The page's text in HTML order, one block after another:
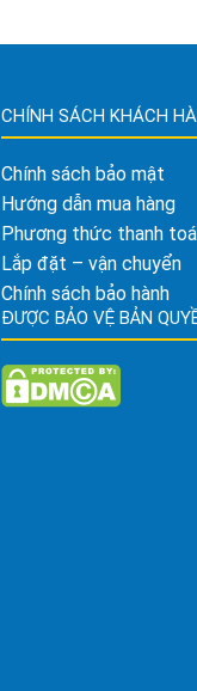
CHÍNH SÁCH KHÁCH
Chính sách bảo mật
Hướng dẫn mua hàng
Phương thức thanh
Lắp đặt – vận chuyển
Chính sách bảo hành
ĐƯỢC BẢO VỆ BẢN